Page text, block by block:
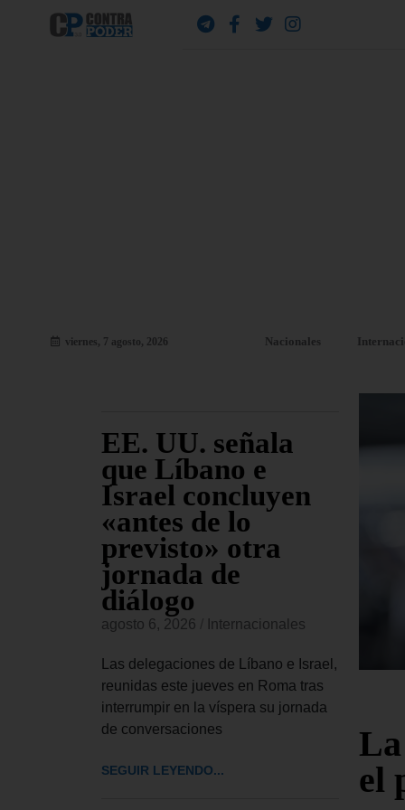
viernes, 7 agosto, 2026 Nacionales
EE. UU. señala
que Líbano e
Israel concluyen
«antes de lo
previsto» otra
jornada de
diálogo
agosto 6, 2026 Internacionales
Las delegaciones de Líbano e Israel,
reunidas este jueves en Roma tras
interrumpir en la víspera su jornada
de conversaciones
SEGUIR LEYENDO...
El
cinco
el